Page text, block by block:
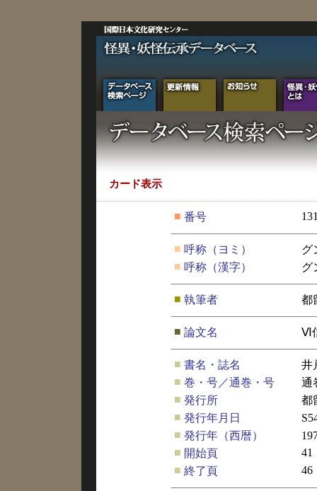
カード表示
■ 番号
■ 呼称（ヨミ）
グ
■ 呼称（漢字） グ
■ 執筆者 都
■ 論文名 Ⅵ
■ 書名・誌名
井
■ 巻・号／通巻・号
通
■ 発行所
都
■ 発行年月日
■ 発行年（西暦）
■ 開始頁
41
■ 終了頁 46